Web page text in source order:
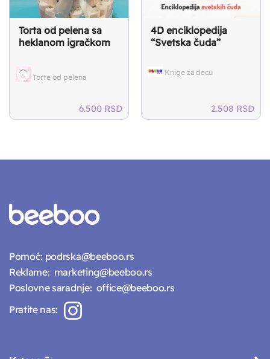
Torta od pelena sa
heklanom igračkom
Torte od pelena
6.500 RSD
4D enciklopedija
“Svetska čuda”
Knige za decu
2.508 RSD
Pomoć: podrska@beeboo.rs
Reklame: marketing@beeboo.rs
Poslovne saradnje: office@beeboo.rs
Pratite nas: